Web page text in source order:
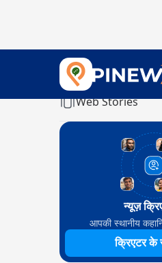
Home
Web Stories
न्यूज़
आपकी स्थानीय
क्रिएटर